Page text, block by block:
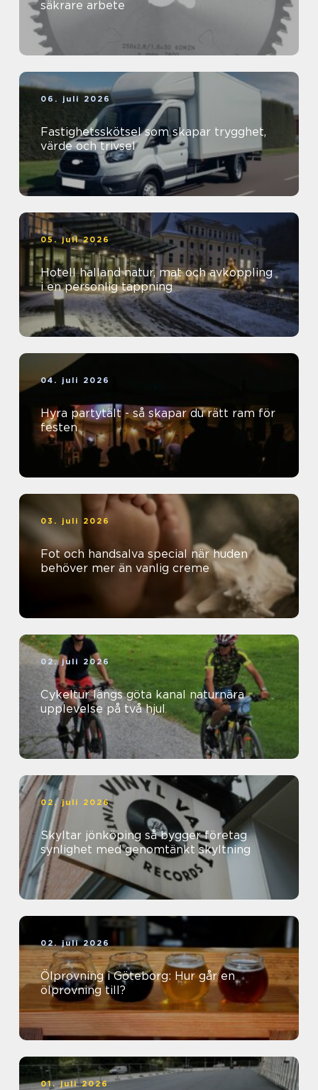
säkrare arbete
06. juli 2026
Fastighetsskötsel som skapar trygghet,
värde och trivsel
05. juli 2026
Hotell halland natur, mat och avkoppling
i en personlig tappning
04. juli 2026
Hyra partytält - så skapar du rätt ram för
festen
03. juli 2026
Fot och handsalva special när huden
behöver mer än vanlig creme
02. juli 2026
Cykeltur längs göta kanal naturnära
upplevelse på två hjul
02. juli 2026
Skyltar jönköping så bygger företag
synlighet med genomtänkt skyltning
02. juli 2026
Ölprovning i Göteborg: Hur går en
ölprovning till?
01. juli 2026